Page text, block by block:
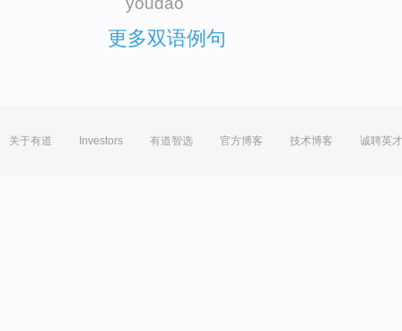
更多双语例句
关于有道 Investors 有道智选 官方博客 技术博客 诚聘英才